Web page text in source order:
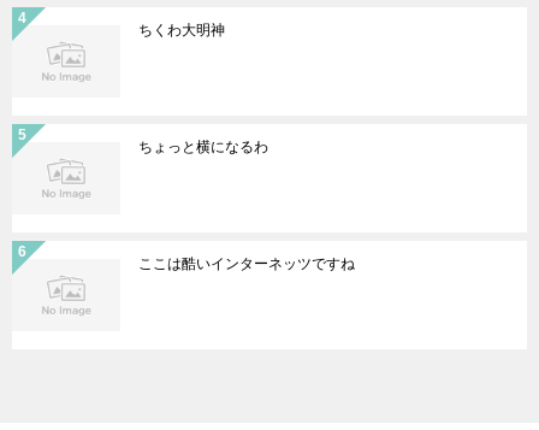
ちくわ大明神
ちょっと横になるわ
ここは酷いインターネッツですね